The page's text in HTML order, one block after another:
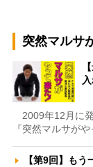
突然マルサ
2009年12月に
『突然マルサが
【第9回】も